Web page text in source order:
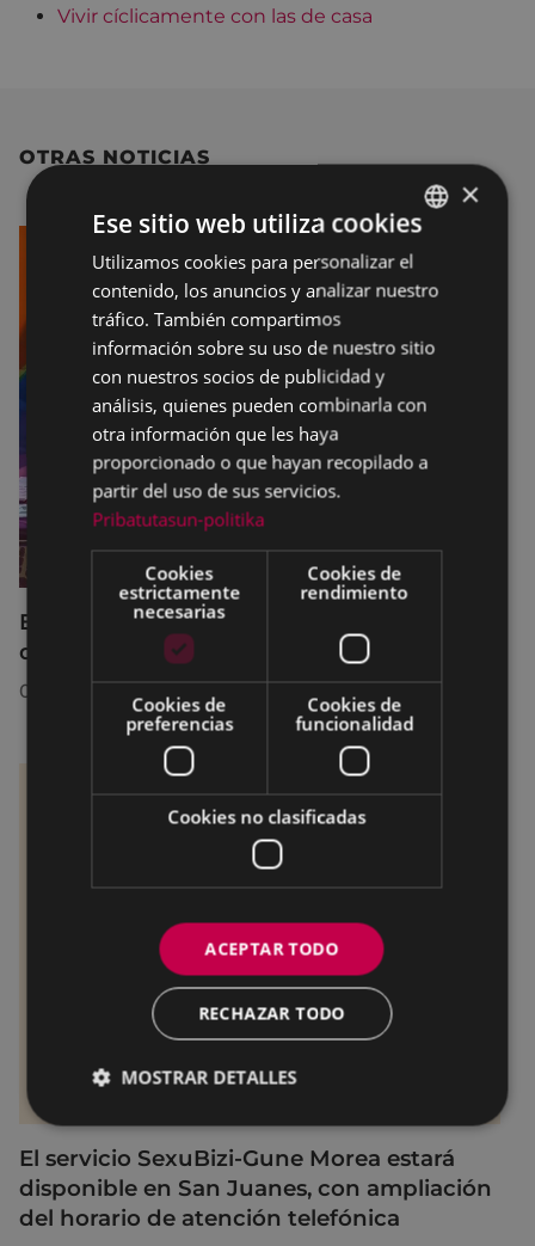
Vivir cíclicamente con las de casa
OTRAS NOTICIAS
El servicio SexuBizi-Gune Morea estará
disponible en las fiestas de Amaña
01/07/2026
El servicio SexuBizi-Gune Morea estará
disponible en San Juanes, con ampliación
del horario de atención telefónica
BASQUE
SPANISH
×
Ese sitio web utiliza cookies
Utilizamos cookies para personalizar el
contenido, los anuncios y analizar nuestro
tráfico. También compartimos
información sobre su uso de nuestro sitio
con nuestros socios de publicidad y
análisis, quienes pueden combinarla con
otra información que les haya
proporcionado o que hayan recopilado a
partir del uso de sus servicios.
Pribatutasun-politika
Cookies
estrictamente
necesarias
Cookies de
rendimiento
Cookies de
preferencias
Cookies de
funcionalidad
Cookies no clasificadas
ACEPTAR TODO
RECHAZAR TODO
MOSTRAR DETALLES